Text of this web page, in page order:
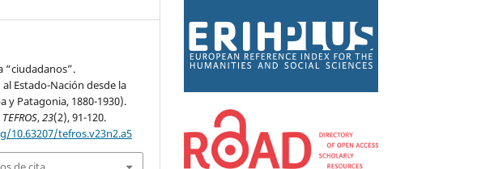
“ciudadanos”.
Estado-Nación desde la
y Patagonia, 1880-1930).
,23(2), 91-120.
10.63207/tefros.v23n2.a5